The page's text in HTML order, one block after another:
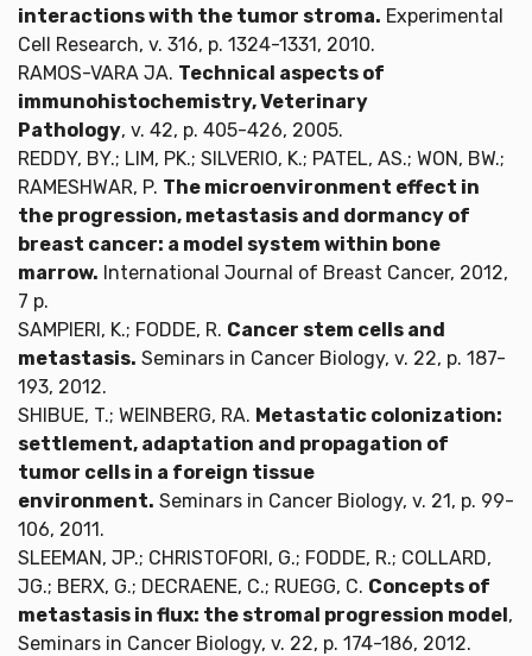
interactions with the tumor stroma. Experimental
Cell Research, v. 316, p. 1324-1331, 2010.
RAMOS-VARA JA. Technical aspects of
immunohistochemistry, Veterinary
Pathology, v. 42, p. 405-426, 2005.
REDDY, BY.; LIM, PK.; SILVERIO, K.; PATEL, AS.; WON, BW.;
RAMESHWAR, P. The microenvironment effect in
the progression, metastasis and dormancy of
breast cancer: a model system within bone
marrow. International Journal of Breast Cancer, 2012,
7 p.
SAMPIERI, K.; FODDE, R. Cancer stem cells and
metastasis. Seminars in Cancer Biology, v. 22, p. 187-
193, 2012.
SHIBUE, T.; WEINBERG, RA. Metastatic colonization:
settlement, adaptation and propagation of
tumor cells in a foreign tissue
environment. Seminars in Cancer Biology, v. 21, p. 99-
106, 2011.
SLEEMAN, JP.; CHRISTOFORI, G.; FODDE, R.; COLLARD,
JG.; BERX, G.; DECRAENE, C.; RUEGG, C. Concepts of
metastasis in flux: the stromal progression model,
Seminars in Cancer Biology, v. 22, p. 174-186, 2012.